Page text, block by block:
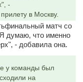
-
в Москву.
матч со
думаю, что именно
- добавила она.
у команды был
на